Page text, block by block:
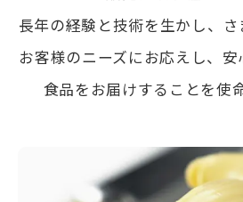
長年の経験と技術を生かし、
お客様のニーズにお応えし、 安
食品をお届けすることを使